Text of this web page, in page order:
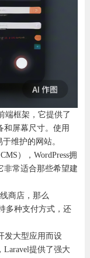
端框架，它提供了
和屏幕尺寸。使用
维护的网站。
），WordPress拥
非常适合那些希望建
商店，那么
多种支付方式，还
发大型应用而设
提供了强大